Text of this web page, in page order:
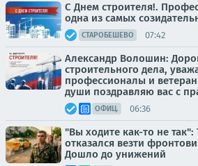
С Днем строителя!.
одна из самых
СТАРОБЕШЕВО 07:42
Александр Волошин:
строительного дела,
профессионалы и
души поздравляю вас с
ОФИЦ. 06:36
"Вы ходите как-то не так":
отказался везти
Дошло до унижений